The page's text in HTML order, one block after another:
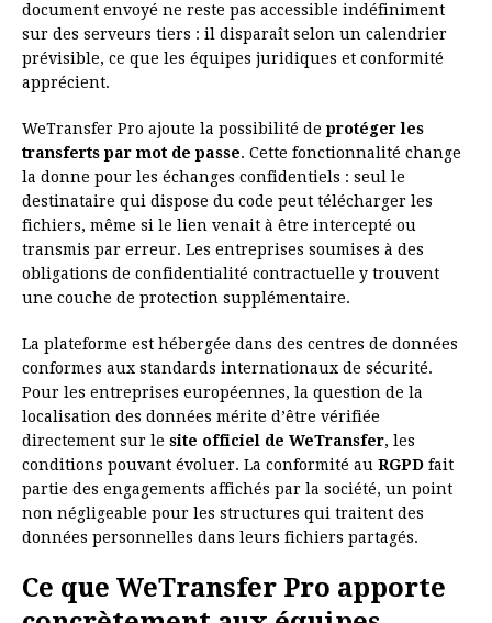
document envoyé ne reste pas accessible indéfiniment
sur des serveurs tiers : il disparaît selon un calendrier
prévisible, ce que les équipes juridiques et conformité
apprécient.
WeTransfer Pro ajoute la possibilité de protéger les
transferts par mot de passe. Cette fonctionnalité change
la donne pour les échanges confidentiels : seul le
destinataire qui dispose du code peut télécharger les
fichiers, même si le lien venait à être intercepté ou
transmis par erreur. Les entreprises soumises à des
obligations de confidentialité contractuelle y trouvent
une couche de protection supplémentaire.
La plateforme est hébergée dans des centres de données
conformes aux standards internationaux de sécurité.
Pour les entreprises européennes, la question de la
localisation des données mérite d’être vérifiée
directement sur le site officiel de WeTransfer, les
conditions pouvant évoluer. La conformité au RGPD fait
partie des engagements affichés par la société, un point
non négligeable pour les structures qui traitent des
données personnelles dans leurs fichiers partagés.
Ce que WeTransfer Pro apporte